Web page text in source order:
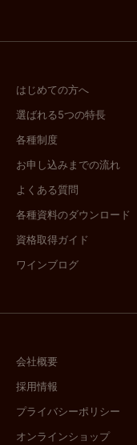
はじめての方へ
選ばれる5つの特長
各種制度
お申し込みまでの流れ
よくある質問
各種資料のダウンロード
資格取得ガイド
ワインブログ
会社概要
採用情報
プライバシーポリシー
オンラインショップ